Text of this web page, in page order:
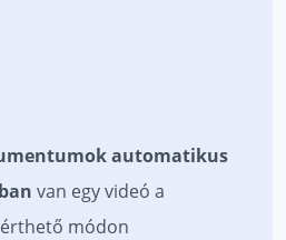
automatikus
van egy videó a
módon